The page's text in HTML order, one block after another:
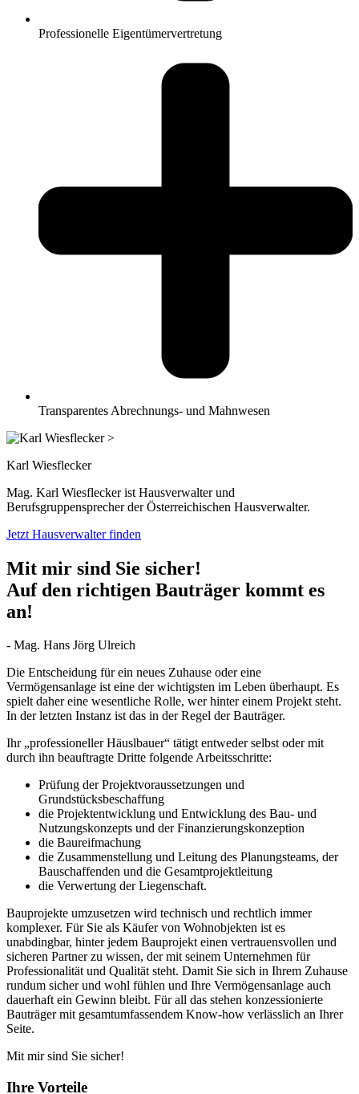
Professionelle Eigentümervertretung
Transparentes Abrechnungs- und Mahnwesen
>
Karl Wiesflecker
Mag. Karl Wiesflecker ist Hausverwalter und
Berufsgruppensprecher der Österreichischen Hausverwalter.
Jetzt Hausverwalter finden
Mit mir sind Sie sicher!
Auf den richtigen Bauträger kommt es
an!
- Mag. Hans Jörg Ulreich
Die Entscheidung für ein neues Zuhause oder eine
Vermögensanlage ist eine der wichtigsten im Leben überhaupt. Es
spielt daher eine wesentliche Rolle, wer hinter einem Projekt steht.
In der letzten Instanz ist das in der Regel der Bauträger.
Ihr „professioneller Häuslbauer“ tätigt entweder selbst oder mit
durch ihn beauftragte Dritte folgende Arbeitsschritte:
Prüfung der Projektvoraussetzungen und
Grundstücksbeschaffung
die Projektentwicklung und Entwicklung des Bau- und
Nutzungskonzepts und der Finanzierungskonzeption
die Baureifmachung
die Zusammenstellung und Leitung des Planungsteams, der
Bauschaffenden und die Gesamtprojektleitung
die Verwertung der Liegenschaft.
Bauprojekte umzusetzen wird technisch und rechtlich immer
komplexer. Für Sie als Käufer von Wohnobjekten ist es
unabdingbar, hinter jedem Bauprojekt einen vertrauensvollen und
sicheren Partner zu wissen, der mit seinem Unternehmen für
Professionalität und Qualität steht. Damit Sie sich in Ihrem Zuhause
rundum sicher und wohl fühlen und Ihre Vermögensanlage auch
dauerhaft ein Gewinn bleibt. Für all das stehen konzessionierte
Bauträger mit gesamtumfassendem Know-how verlässlich an Ihrer
Seite.
Mit mir sind Sie sicher!
Ihre Vorteile